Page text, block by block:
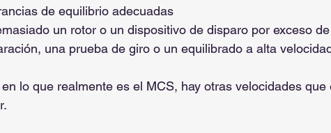
de equilibrio adecuadas
un rotor o un dispositivo de disparo por exceso
una prueba de giro o un equilibrado a alta
lo que realmente es el MCS, hay otras velocidades que